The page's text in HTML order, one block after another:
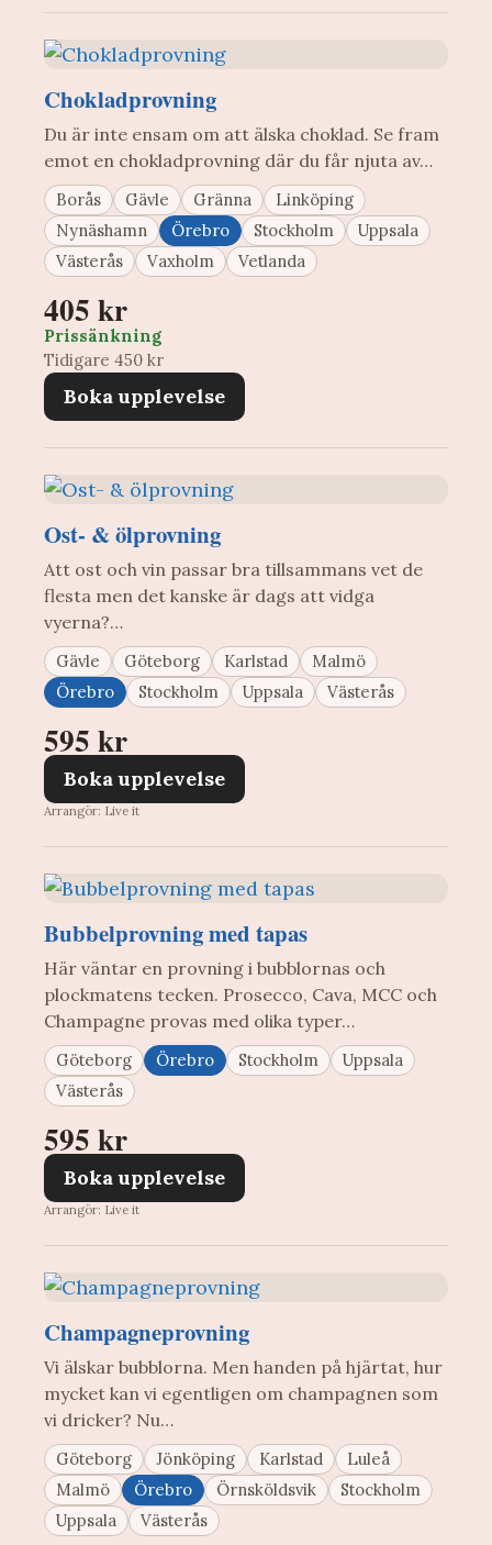
Chokladprovning
Du är inte ensam om att älska choklad. Se fram
emot en chokladprovning där du får njuta av…
Borås Gävle Gränna
Linköping
Nynäshamn
Örebro Stockholm
Uppsala
Västerås
Vaxholm Vetlanda
405 kr
Prissänkning
Tidigare 450 kr
Boka upplevelse
Ost- & ölprovning
Att ost och vin passar bra tillsammans vet de
flesta men det kanske är dags att vidga
vyerna?…
Gävle Göteborg Karlstad
Malmö
Örebro
Stockholm Uppsala Västerås
595 kr
Boka upplevelse
Arrangör: Live it
Bubbelprovning med tapas
Här väntar en provning i bubblornas och
plockmatens tecken. Prosecco, Cava, MCC och
Champagne provas med olika typer…
Göteborg Örebro Stockholm
Uppsala
Västerås
595 kr
Boka upplevelse
Arrangör: Live it
Champagneprovning
Vi älskar bubblorna. Men handen på hjärtat, hur
mycket kan vi egentligen om champagnen som
vi dricker? Nu…
Göteborg Jönköping Karlstad
Luleå
Malmö
Örebro Örnsköldsvik
Stockholm
Uppsala
Västerås